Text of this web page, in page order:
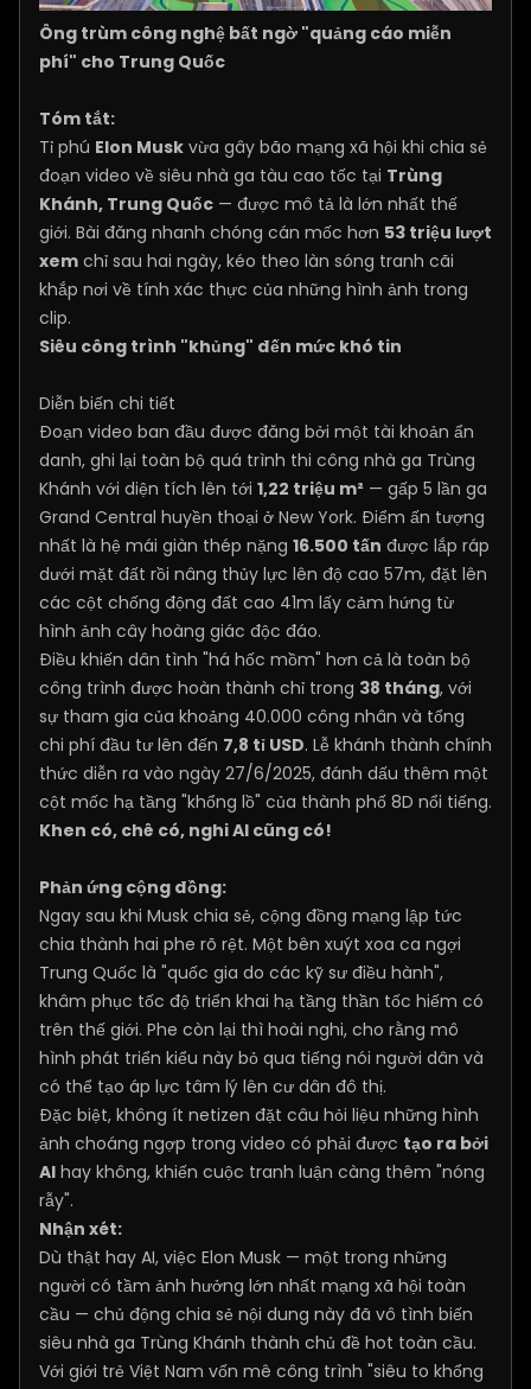
Ông trùm công nghệ bất ngờ "quảng cáo miễn
phí" cho Trung Quốc
Tóm tắt:
Tỉ phú Elon Musk vừa gây bão mạng xã hội khi chia sẻ
đoạn video về siêu nhà ga tàu cao tốc tại Trùng
Khánh, Trung Quốc — được mô tả là lớn nhất thế
giới. Bài đăng nhanh chóng cán mốc hơn 53 triệu lượt
xem chỉ sau hai ngày, kéo theo làn sóng tranh cãi
khắp nơi về tính xác thực của những hình ảnh trong
clip.
Siêu công trình "khủng" đến mức khó tin
Diễn biến chi tiết
Đoạn video ban đầu được đăng bởi một tài khoản ẩn
danh, ghi lại toàn bộ quá trình thi công nhà ga Trùng
Khánh với diện tích lên tới 1,22 triệu m² — gấp 5 lần ga
Grand Central huyền thoại ở New York. Điểm ấn tượng
nhất là hệ mái giàn thép nặng 16.500 tấn được lắp ráp
dưới mặt đất rồi nâng thủy lực lên độ cao 57m, đặt lên
các cột chống động đất cao 41m lấy cảm hứng từ
hình ảnh cây hoàng giác độc đáo.
Điều khiến dân tình "há hốc mồm" hơn cả là toàn bộ
công trình được hoàn thành chỉ trong 38 tháng, với
sự tham gia của khoảng 40.000 công nhân và tổng
chi phí đầu tư lên đến 7,8 tỉ USD. Lễ khánh thành chính
thức diễn ra vào ngày 27/6/2025, đánh dấu thêm một
cột mốc hạ tầng "khổng lồ" của thành phố 8D nổi tiếng.
Khen có, chê có, nghi AI cũng có!
Phản ứng cộng đồng:
Ngay sau khi Musk chia sẻ, cộng đồng mạng lập tức
chia thành hai phe rõ rệt. Một bên xuýt xoa ca ngợi
Trung Quốc là "quốc gia do các kỹ sư điều hành",
khâm phục tốc độ triển khai hạ tầng thần tốc hiếm có
trên thế giới. Phe còn lại thì hoài nghi, cho rằng mô
hình phát triển kiểu này bỏ qua tiếng nói người dân và
có thể tạo áp lực tâm lý lên cư dân đô thị.
Đặc biệt, không ít netizen đặt câu hỏi liệu những hình
ảnh choáng ngợp trong video có phải được tạo ra bởi
AI hay không, khiến cuộc tranh luận càng thêm "nóng
rẫy".
Nhận xét:
Dù thật hay AI, việc Elon Musk — một trong những
người có tầm ảnh hưởng lớn nhất mạng xã hội toàn
cầu — chủ động chia sẻ nội dung này đã vô tình biến
siêu nhà ga Trùng Khánh thành chủ đề hot toàn cầu.
Với giới trẻ Việt Nam vốn mê công trình "siêu to khổng